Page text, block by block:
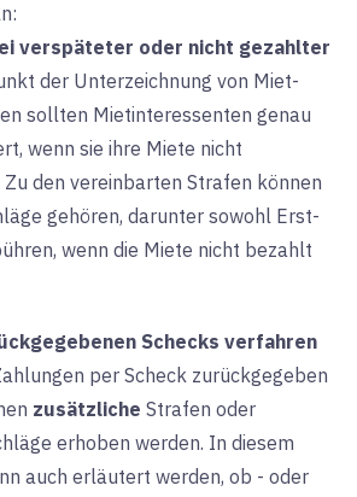
verspäteter oder nicht gezahlter
der Unterzeichnung von Miet-
sollten Mietinteressenten genau
wenn sie ihre Miete nicht
den vereinbarten Strafen können
gehören, darunter sowohl Erst-
wenn die Miete nicht bezahlt
Schecks verfahren
per Scheck zurückgegeben
zusätzliche Strafen oder
erhoben werden. In diesem
auch erläutert werden, ob - oder